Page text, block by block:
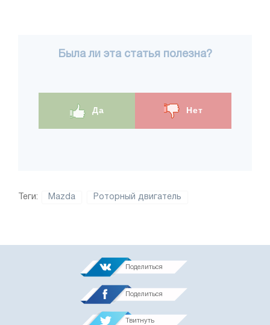
Была ли эта статья полезна?
Да Нет
Теги: Mazda Роторный двигатель
Поделиться
Поделиться
Твитнуть